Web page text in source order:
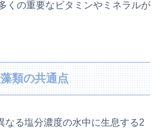
くの重要なビタミンやミネラルが
類の共通点
なる塩分濃度の水中に生息する2